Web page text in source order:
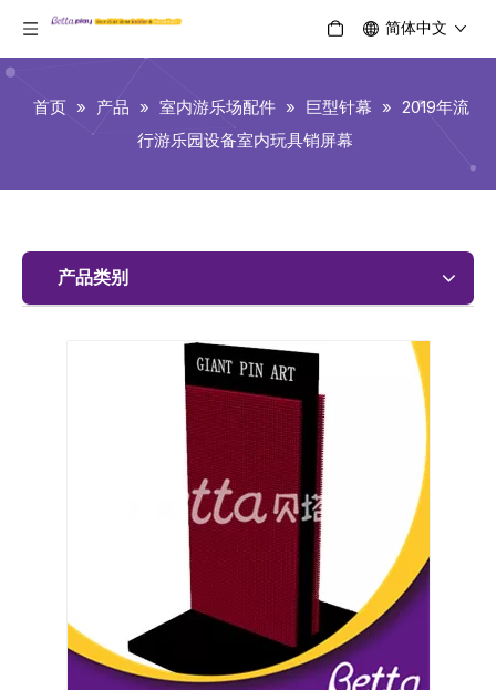
简体中文
首页 » 产品 » 室内游乐场配件 » 巨型针幕 » 2019年流
行游乐园设备室内玩具销屏幕
产品类别